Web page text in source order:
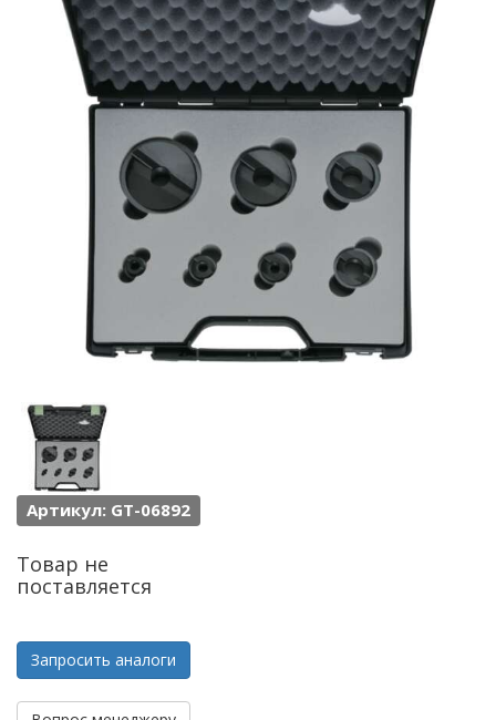
Артикул: GT-06892
Товар не
поставляется
Запросить аналоги